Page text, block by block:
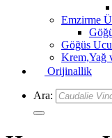
Emzirme
Göğüs
Krem,Yağ
Orijinallik
Ara: